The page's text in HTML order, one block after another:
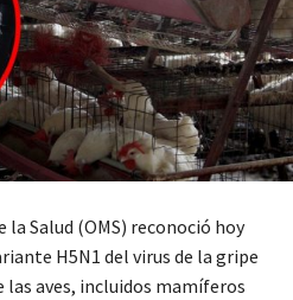
la Salud (OMS) reconoció hoy
H5N1 del virus de la gripe
las aves, incluidos mamíferos